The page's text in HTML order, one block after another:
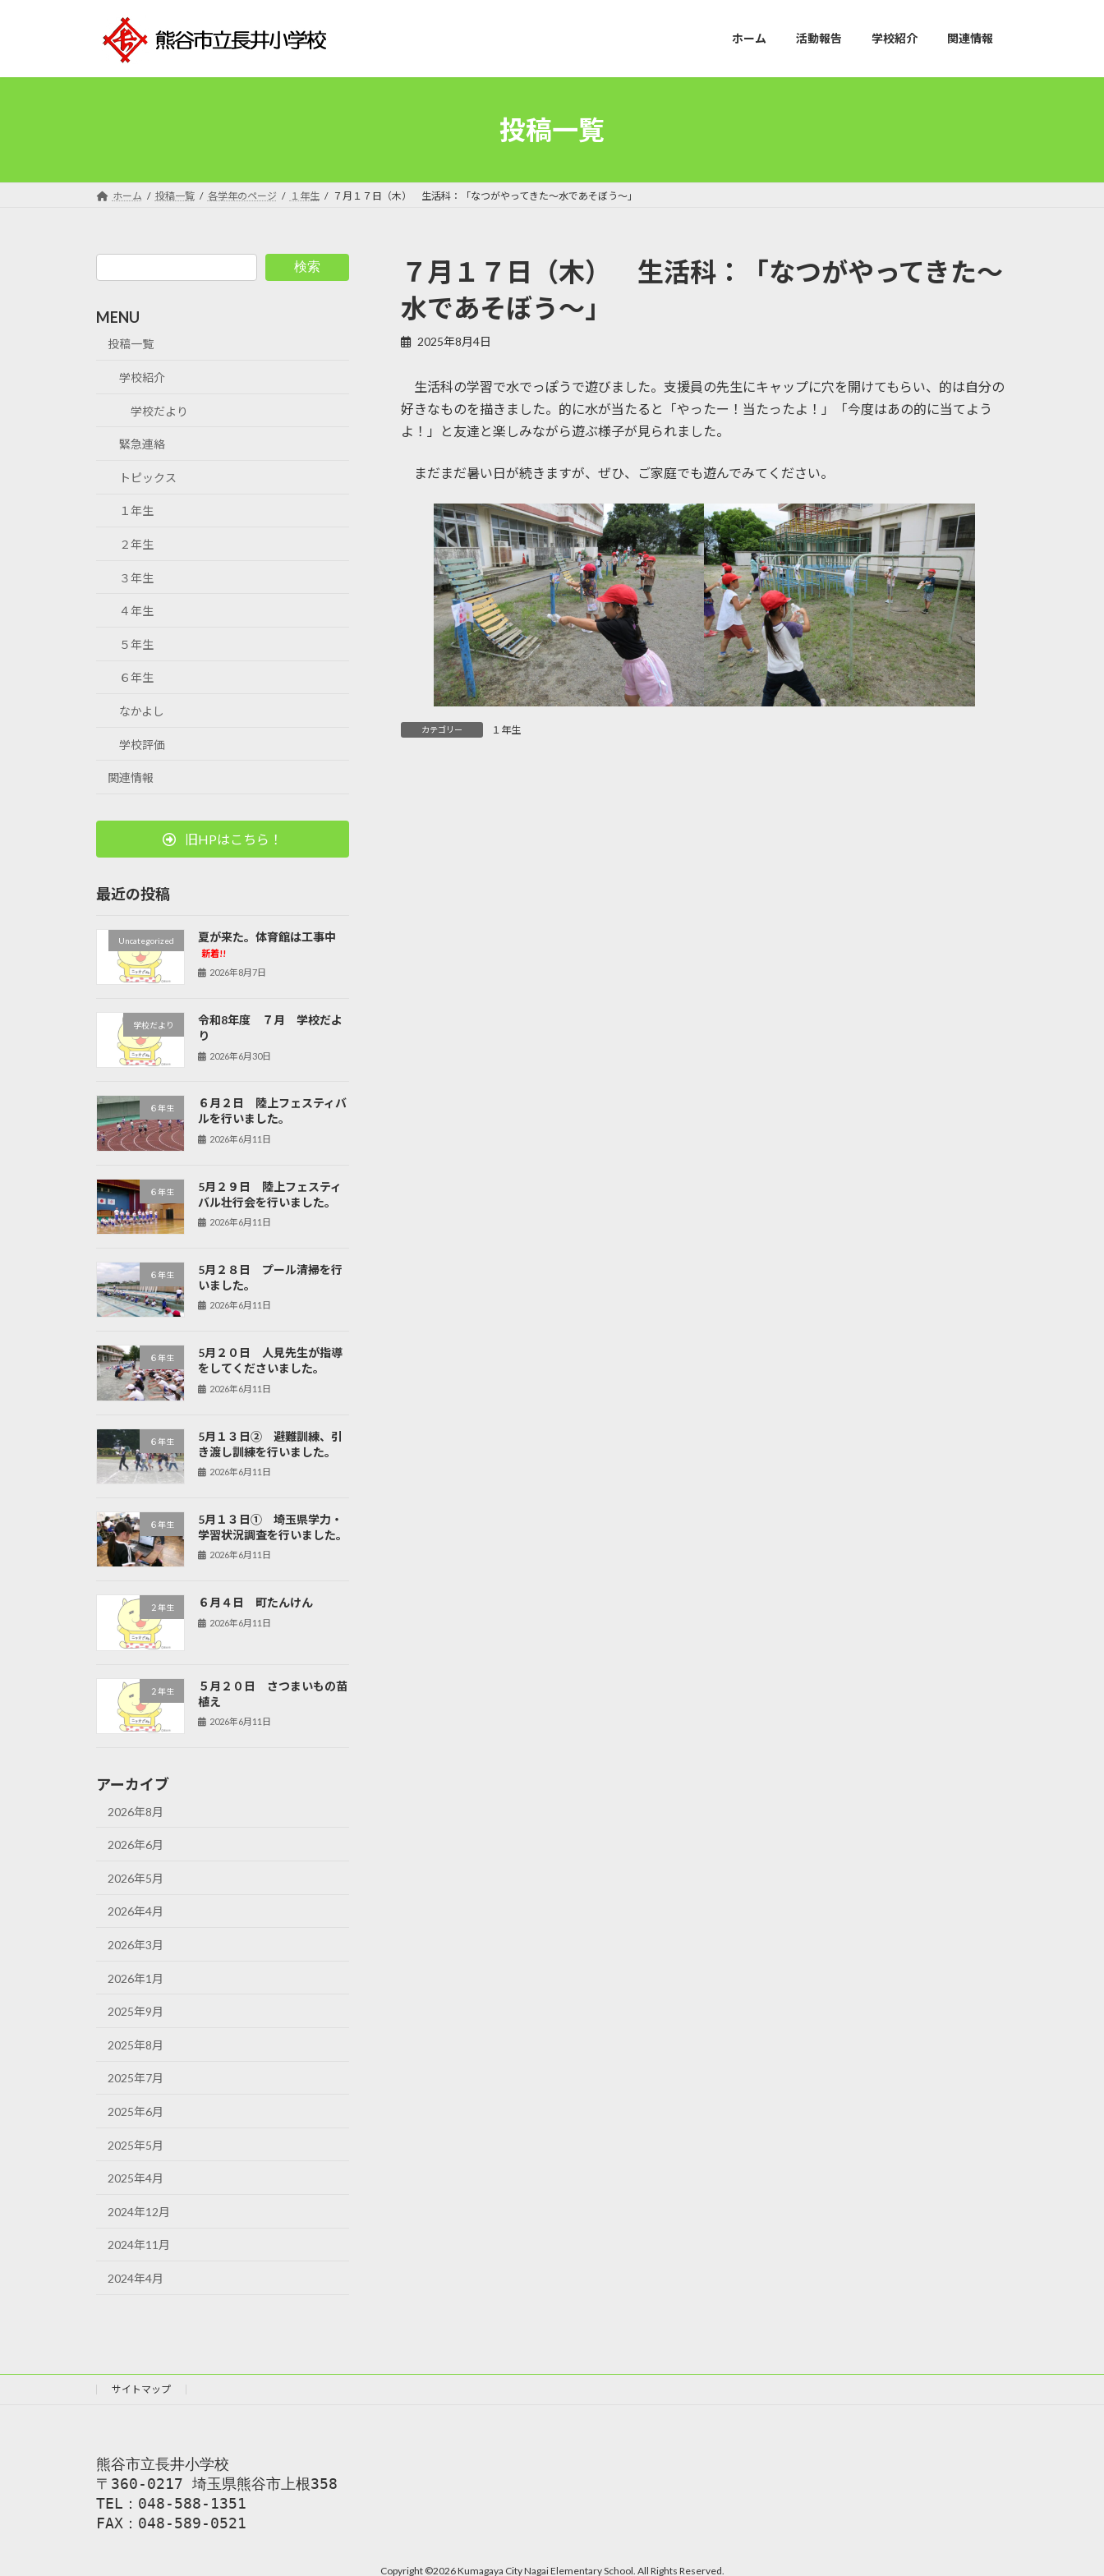
プ
動
ホーム 活動報告 学校紹介 関連情報
投稿一覧
ホーム 投稿一覧 各学年のページ １年生 ７月１７日（木） 生活科：「なつがやってきた～水であそぼう～」
７月１７日（木） 生活科：「なつがやってきた～
水であそぼう～」
2025年8月4日
生活科の学習で水でっぽうで遊びました。支援員の先生にキャップに穴を開けてもらい、的は自分の
好きなものを描きました。的に水が当たると「やったー！当たったよ！」「今度はあの的に当てよう
よ！」と友達と楽しみながら遊ぶ様子が見られました。
まだまだ暑い日が続きますが、ぜひ、ご家庭でも遊んでみてください。
カテゴリー １年生
検索
MENU
投稿一覧
学校紹介
学校だより
緊急連絡
トピックス
１年生
２年生
３年生
４年生
５年生
６年生
なかよし
学校評価
関連情報
旧HPはこちら！
最近の投稿
Uncategorized 夏が来た。体育館は工事中
新着!!
2026年8月7日
学校だより
令和8年度 ７月 学校だよ
り
2026年6月30日
６年生
６月２日 陸上フェスティバ
ルを行いました。
2026年6月11日
６年生
5月２９日 陸上フェスティ
バル壮行会を行いました。
2026年6月11日
６年生
5月２８日 プール清掃を行
いました。
2026年6月11日
６年生
5月２０日 人見先生が指導
をしてくださいました。
2026年6月11日
６年生
5月１３日② 避難訓練、引
き渡し訓練を行いました。
2026年6月11日
６年生
5月１３日① 埼玉県学力・
学習状況調査を行いました。
2026年6月11日
２年生 ６月４日 町たんけん
2026年6月11日
２年生
５月２０日 さつまいもの苗
植え
2026年6月11日
アーカイブ
2026年8月
2026年6月
2026年5月
2026年4月
2026年3月
2026年1月
2025年9月
2025年8月
2025年7月
2025年6月
2025年5月
2025年4月
2024年12月
2024年11月
2024年4月
サイトマップ
熊谷市立長井小学校
〒360-0217 埼玉県熊谷市上根358
TEL：048-588-1351
FAX：048-589-0521
Copyright ©2026 Kumagaya City Nagai Elementary School. All Rights Reserved.